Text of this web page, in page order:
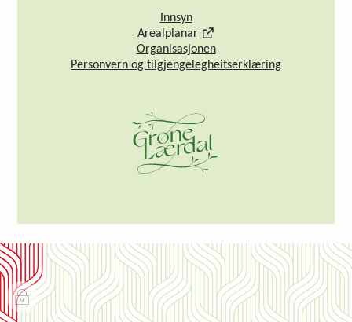
Innsyn
Arealplanar
Organisasjonen
Personvern og tilgjengelegheitserklæring
I